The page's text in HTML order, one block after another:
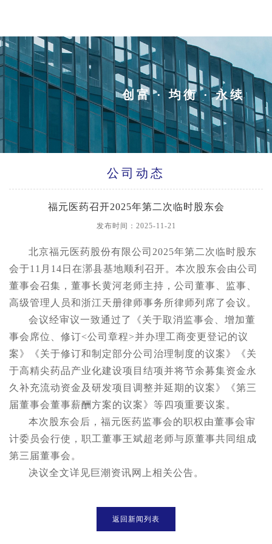
创富 · 均衡 · 永续
公司动态
福元医药召开2025年第二次临时股东会
发布时间：2025-11-21
北京福元医药股份有限公司2025年第二次临时股东
会于11月14日在漷县基地顺利召开。本次股东会由公司
董事会召集，董事长黄河老师主持，公司董事、监事、
高级管理人员和浙江天册律师事务所律师列席了会议。
会议经审议一致通过了《关于取消监事会、增加董
事会席位、修订<公司章程>并办理工商变更登记的议
案》《关于修订和制定部分公司治理制度的议案》《关
于高精尖药品产业化建设项目结项并将节余募集资金永
久补充流动资金及研发项目调整并延期的议案》《第三
届董事会董事薪酬方案的议案》等四项重要议案。
本次股东会后，福元医药监事会的职权由董事会审
计委员会行使，职工董事王斌超老师与原董事共同组成
第三届董事会。
决议全文详见巨潮资讯网上相关公告。
返回新闻列表